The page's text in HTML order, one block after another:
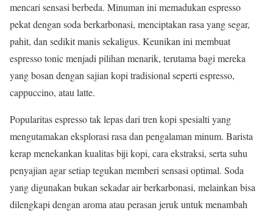
mencari sensasi berbeda. Minuman ini memadukan espresso
pekat dengan soda berkarbonasi, menciptakan rasa yang segar,
pahit, dan sedikit manis sekaligus. Keunikan ini membuat
espresso tonic menjadi pilihan menarik, terutama bagi mereka
yang bosan dengan sajian kopi tradisional seperti espresso,
cappuccino, atau latte.
Popularitas espresso tak lepas dari tren kopi spesialti yang
mengutamakan eksplorasi rasa dan pengalaman minum. Barista
kerap menekankan kualitas biji kopi, cara ekstraksi, serta suhu
penyajian agar setiap tegukan memberi sensasi optimal. Soda
yang digunakan bukan sekadar air berkarbonasi, melainkan bisa
dilengkapi dengan aroma atau perasan jeruk untuk menambah